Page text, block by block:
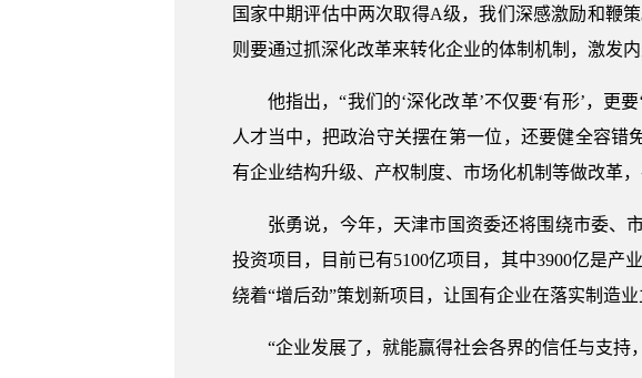
国家中期评估中两次取得A级，我们深感激励和鞭
则要通过抓深化改革来转化企业的体制机制，激发内
他指出，“我们的‘深化改革’不仅要‘有形’，更要
人才当中，把政治守关摆在第一位，还要健全容
有企业结构升级、产权制度、市场化机制等做改革
张勇说，今年，天津市国资委还将围绕市委、市
投资项目，目前已有5100亿项目，其中3900亿是产
绕着“增后劲”策划新项目，让国有企业在落实制造
“企业发展了，就能赢得社会各界的信任与支持，